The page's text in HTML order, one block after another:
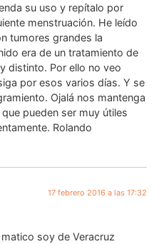
su uso y repítalo por
menstruación. He leído
tumores grandes la
era de un tratamiento de
distinto. Por ello no veo
por esos varios días. Y se
Ojalá nos mantenga
pueden ser muy útiles
Rolando
17 febrero 2016 a las 17:32
soy de Veracruz